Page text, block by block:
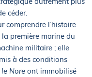
céder.
comprendre l’histoire
première marine du
militaire ; elle
à des conditions
Nore ont immobilisé